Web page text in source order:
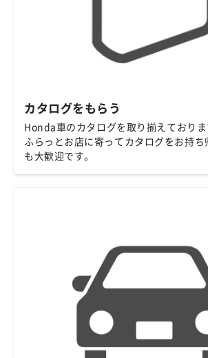
カタログをもらう
Honda車のカタログを取り揃えておりま
ふらっとお店に寄ってカタログをお持ち
も大歓迎です。